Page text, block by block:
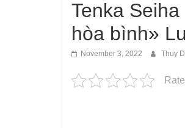
Tenka
hòa bình»
November 3, 2022 Thuy